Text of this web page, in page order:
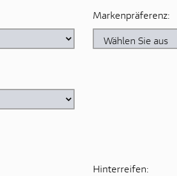
Markenpräferenz:
Hinterreifen: